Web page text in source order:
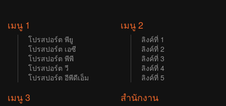
เมนู 1
โปรสปอร์ต พียู
โปรสปอร์ต เอซี
โปรสปอร์ต พีพี
โปรสปอร์ต วี
โปรสปอร์ต อีพีดีเอ็ม
เมนู 2
ลิงค์ที่ 1
ลิงค์ที่ 2
ลิงค์ที่ 3
ลิงค์ที่ 4
ลิงค์ที่ 5
เมนู 3 สำนักงาน